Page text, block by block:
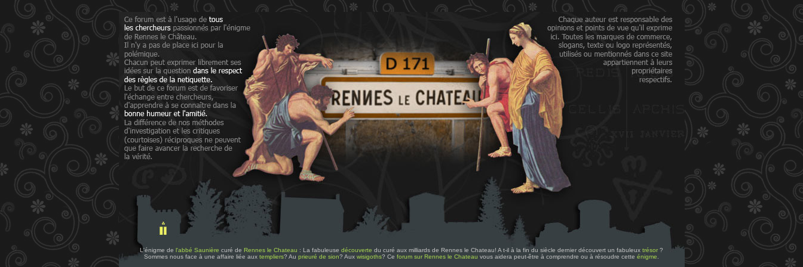
L'énigme de l'abbé Saunière curé de Rennes le Chateau : La fabuleuse découverte du curé aux milliards de Rennes le Chateau! A t-il à la fin du siècle dernier découvert un fabuleux trésor ?
Sommes nous face à une affaire liée aux templiers? Au prieuré de sion? Aux wisigoths? Ce forum sur Rennes le Chateau vous aidera peut-être à comprendre ou à résoudre cette énigme